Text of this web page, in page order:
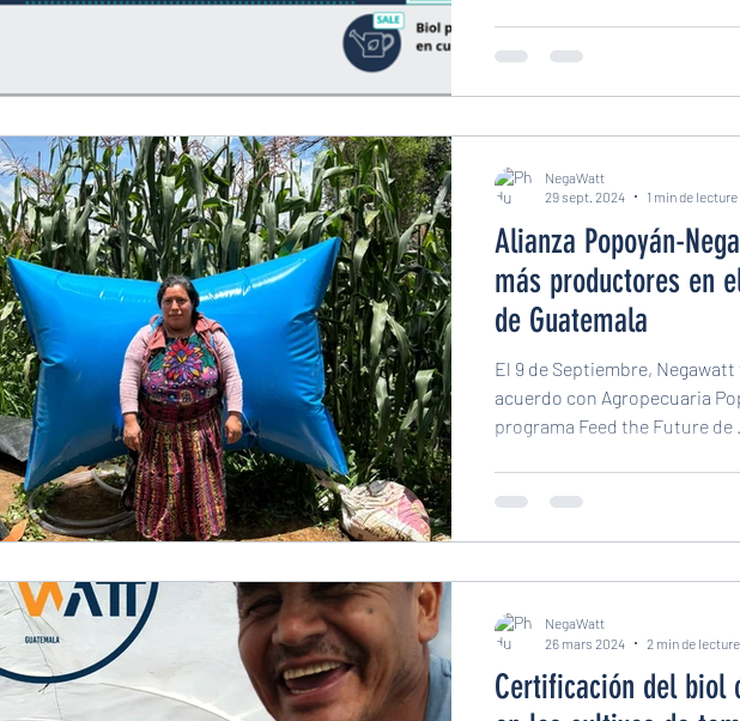
Alianza Popoyán-Negawatt
más productores en
de Guatemala
El 9 de Septiembre,
acuerdo con Agropecuaria Popoyán S.A. , que ejecuta el
programa Feed the Future de ...
NegaWatt
29 sept. 2024
1 min de lecture
Certificación del biol
NegaWatt
26 mars 2024
2 min de lecture